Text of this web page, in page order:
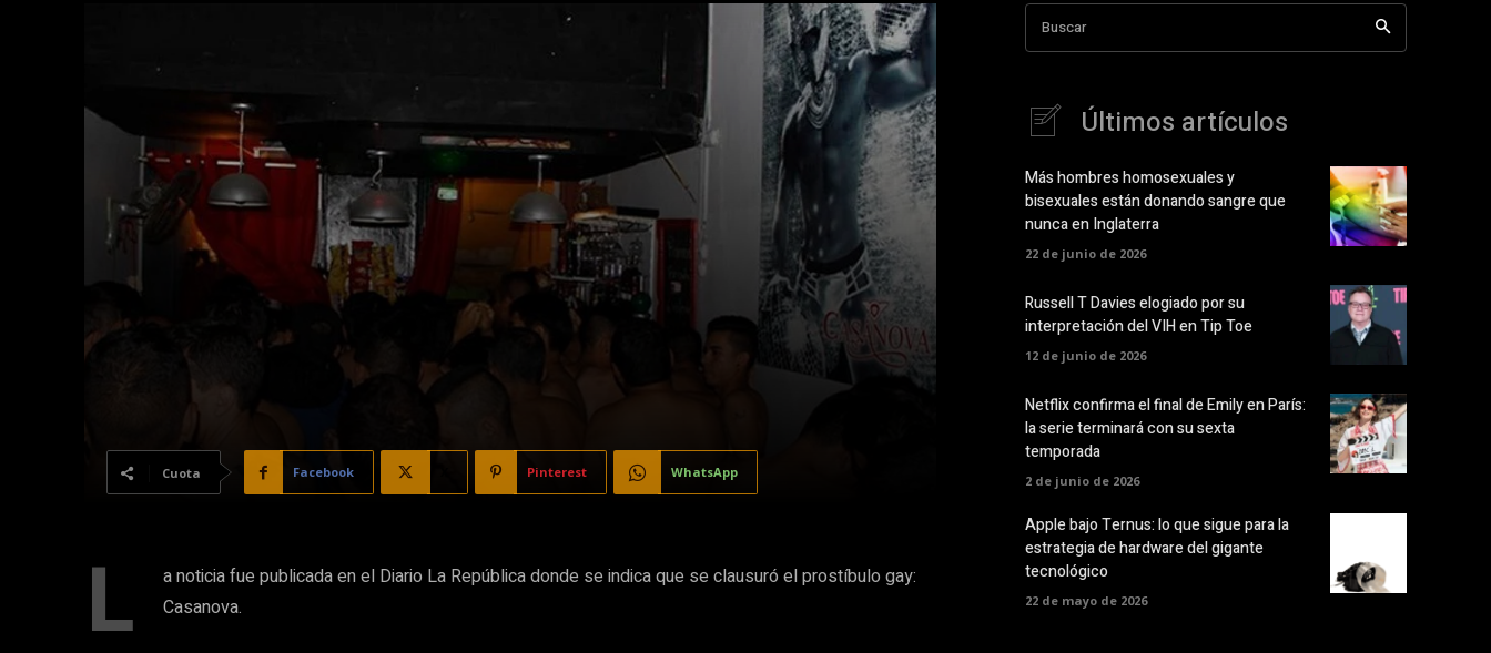
Cuota Facebook Pinterest WhatsApp
L
a noticia fue publicada en el Diario La República donde se indica que se clausuró el prostíbulo gay:
Casanova.
Buscar
Últimos artículos
Más hombres homosexuales y
bisexuales están donando sangre que
nunca en Inglaterra
22 de junio de 2026
Russell T Davies elogiado por su
interpretación del VIH en Tip Toe
12 de junio de 2026
Netflix confirma el final de Emily en París:
la serie terminará con su sexta
temporada
2 de junio de 2026
Apple bajo Ternus: lo que sigue para la
estrategia de hardware del gigante
tecnológico
22 de mayo de 2026